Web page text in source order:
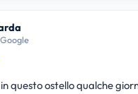
questo ostello qualche